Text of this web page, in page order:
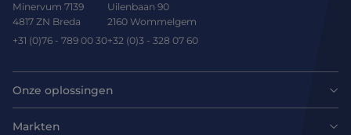
Minervum 7139
4817 ZN Breda
+31 (0)76 - 789 00 30
Uilenbaan 90
2160 Wommelgem
+32 (0)3 - 328 07 60
Onze oplossingen
Motoren
Markten